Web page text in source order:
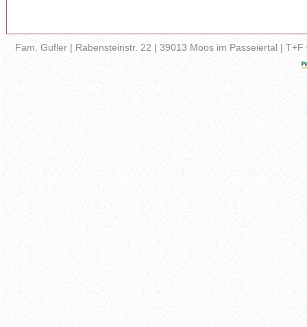
Fam. Gufler | Rabensteinstr. 22 | 39013 Moos im Passeiertal |